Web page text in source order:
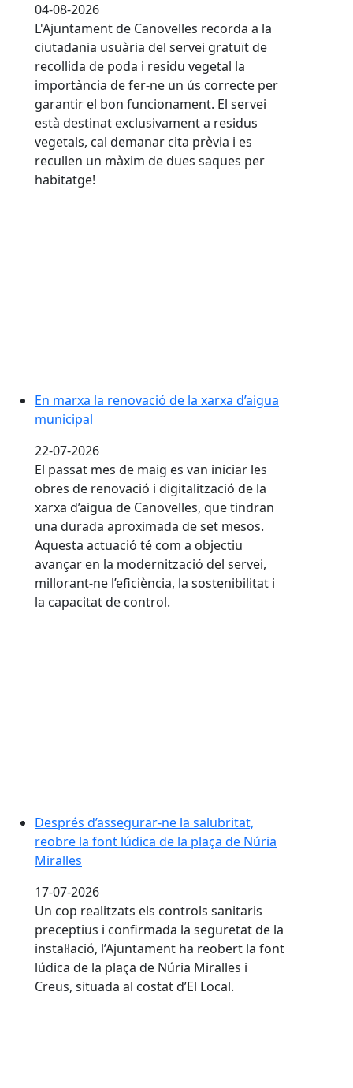
04-08-2026
L'Ajuntament de Canovelles recorda a la
ciutadania usuària del servei gratuït de
recollida de poda i residu vegetal la
importància de fer-ne un ús correcte per
garantir el bon funcionament. El servei
està destinat exclusivament a residus
vegetals, cal demanar cita prèvia i es
recullen un màxim de dues saques per
habitatge!
En marxa la renovació de la xarxa d’aigua
municipal
22-07-2026
El passat mes de maig es van iniciar les
obres de renovació i digitalització de la
xarxa d’aigua de Canovelles, que tindran
una durada aproximada de set mesos.
Aquesta actuació té com a objectiu
avançar en la modernització del servei,
millorant-ne l’eficiència, la sostenibilitat i
la capacitat de control.
Després d’assegurar-ne la salubritat,
reobre la font lúdica de la plaça de Núria
Miralles
17-07-2026
Un cop realitzats els controls sanitaris
preceptius i confirmada la seguretat de la
instal·lació, l’Ajuntament ha reobert la font
lúdica de la plaça de Núria Miralles i
Creus, situada al costat d’El Local.